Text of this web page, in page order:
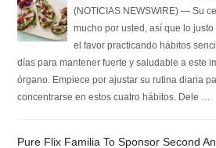
(NOTICIAS NEWSWIRE) — Su
mucho por usted, así que lo
el favor practicando hábitos
días para mantener fuerte y saludable a este
órgano. Empiece por ajustar su rutina diaria
concentrarse en estos cuatro hábitos. Dele …
Pure Flix Familia To Sponsor Second